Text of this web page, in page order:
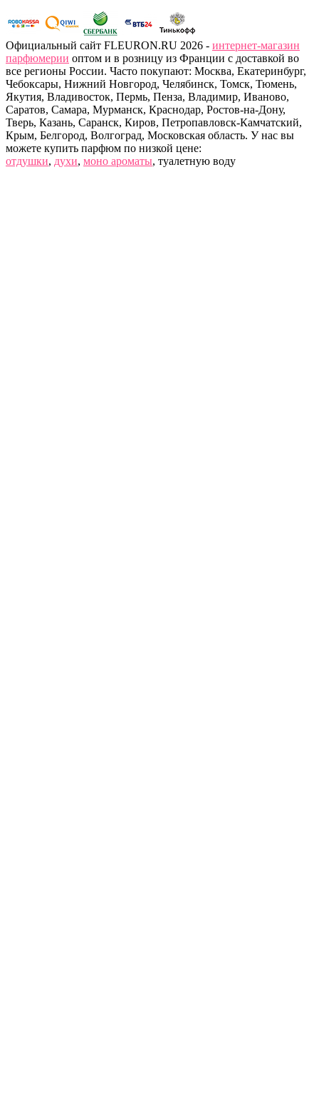
Официальный сайт FLEURON.RU 2026 - интернет-магазин
парфюмерии оптом и в розницу из Франции с доставкой во
все регионы России. Часто покупают: Москва, Екатеринбург,
Чебоксары, Нижний Новгород, Челябинск, Томск, Тюмень,
Якутия, Владивосток, Пермь, Пенза, Владимир, Иваново,
Саратов, Самара, Мурманск, Краснодар, Ростов-на-Дону,
Тверь, Казань, Саранск, Киров, Петропавловск-Камчатский,
Крым, Белгород, Волгоград, Московская область. У нас вы
можете купить парфюм по низкой цене:
отдушки, духи, моно ароматы, туалетную воду